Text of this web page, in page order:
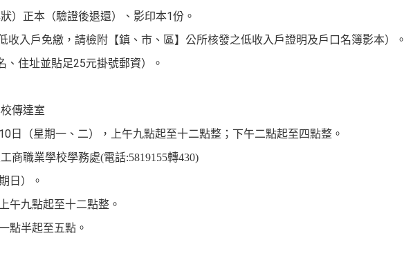
）正本 （驗證後退還） 、影印本1份。
收入戶免繳，請檢附【鎮、市、區】公所核發之低收入戶證明及戶口名簿影本）。
、住址並貼足25元掛號郵資）。
傳達室
10 日 （星期一、二） ， 上午九點起至十二點整 ；下午二點起至四點整 。
商職業學校學務處(電話:5819155轉430)
日）。
上午九點起至十二點整。
點半起至五點。